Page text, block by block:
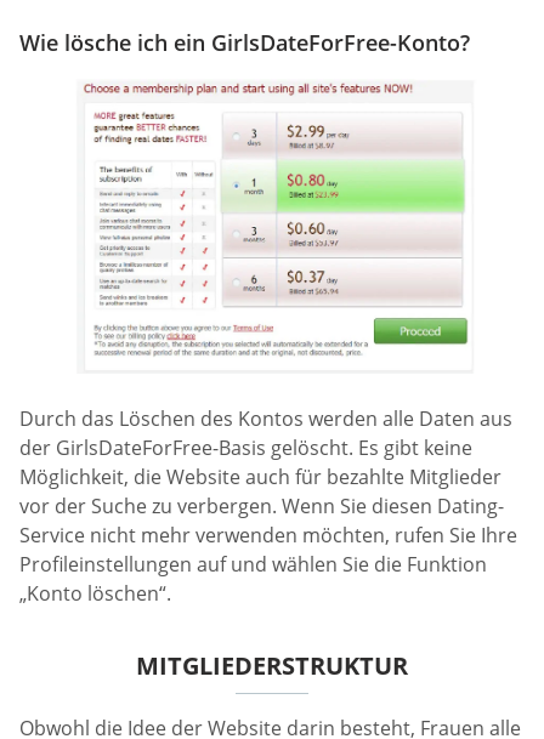
Wie lösche ich ein GirlsDateForFree-Konto?
Durch das Löschen des Kontos werden alle Daten aus
der GirlsDateForFree-Basis gelöscht. Es gibt keine
Möglichkeit, die Website auch für bezahlte Mitglieder
vor der Suche zu verbergen. Wenn Sie diesen Dating-
Service nicht mehr verwenden möchten, rufen Sie Ihre
Profileinstellungen auf und wählen Sie die Funktion
„Konto löschen“.
MITGLIEDERSTRUKTUR
Obwohl die Idee der Website darin besteht, Frauen alle